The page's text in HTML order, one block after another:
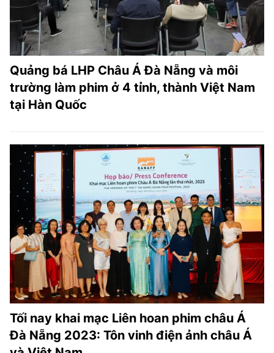
Quảng bá LHP Châu Á Đà Nẵng và môi
trường làm phim ở 4 tỉnh, thành Việt Nam
tại Hàn Quốc
Tối nay khai mạc Liên hoan phim châu Á
Đà Nẵng 2023: Tôn vinh điện ảnh châu Á